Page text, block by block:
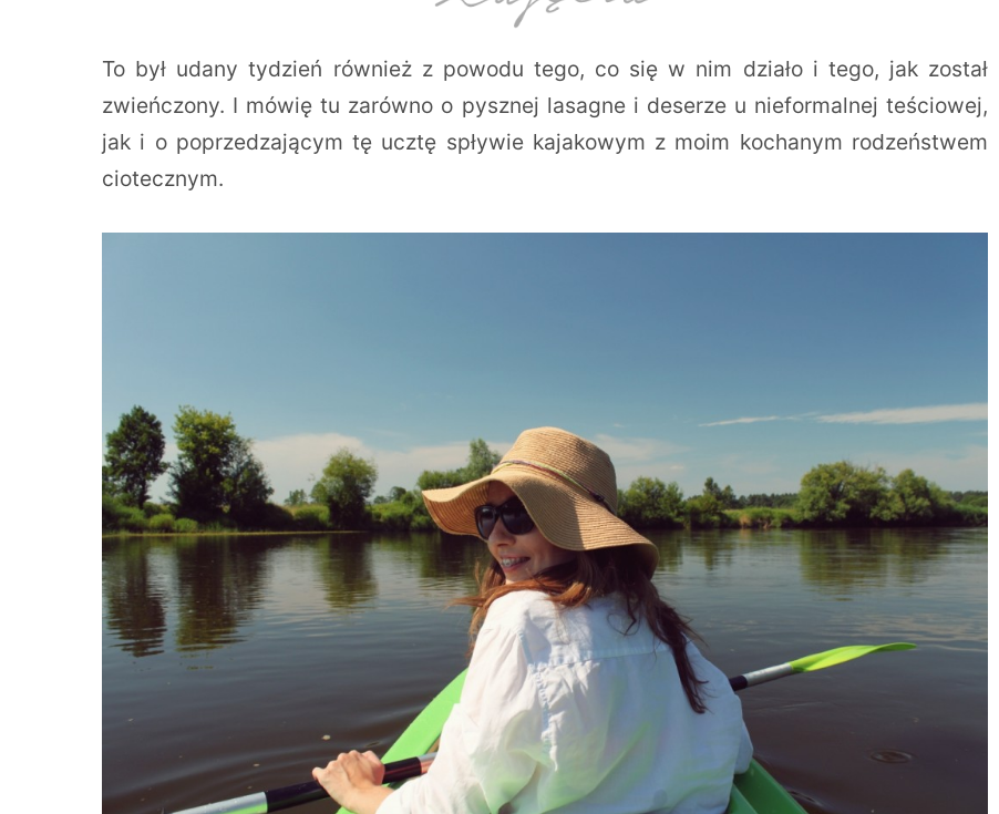
To był udany tydzień również z powodu tego, co się w nim działo i tego, jak został
zwieńczony. I mówię tu zarówno o pysznej lasagne i deserze u nieformalnej teściowej,
jak i o poprzedzającym tę ucztę spływie kajakowym z moim kochanym rodzeństwem
ciotecznym.